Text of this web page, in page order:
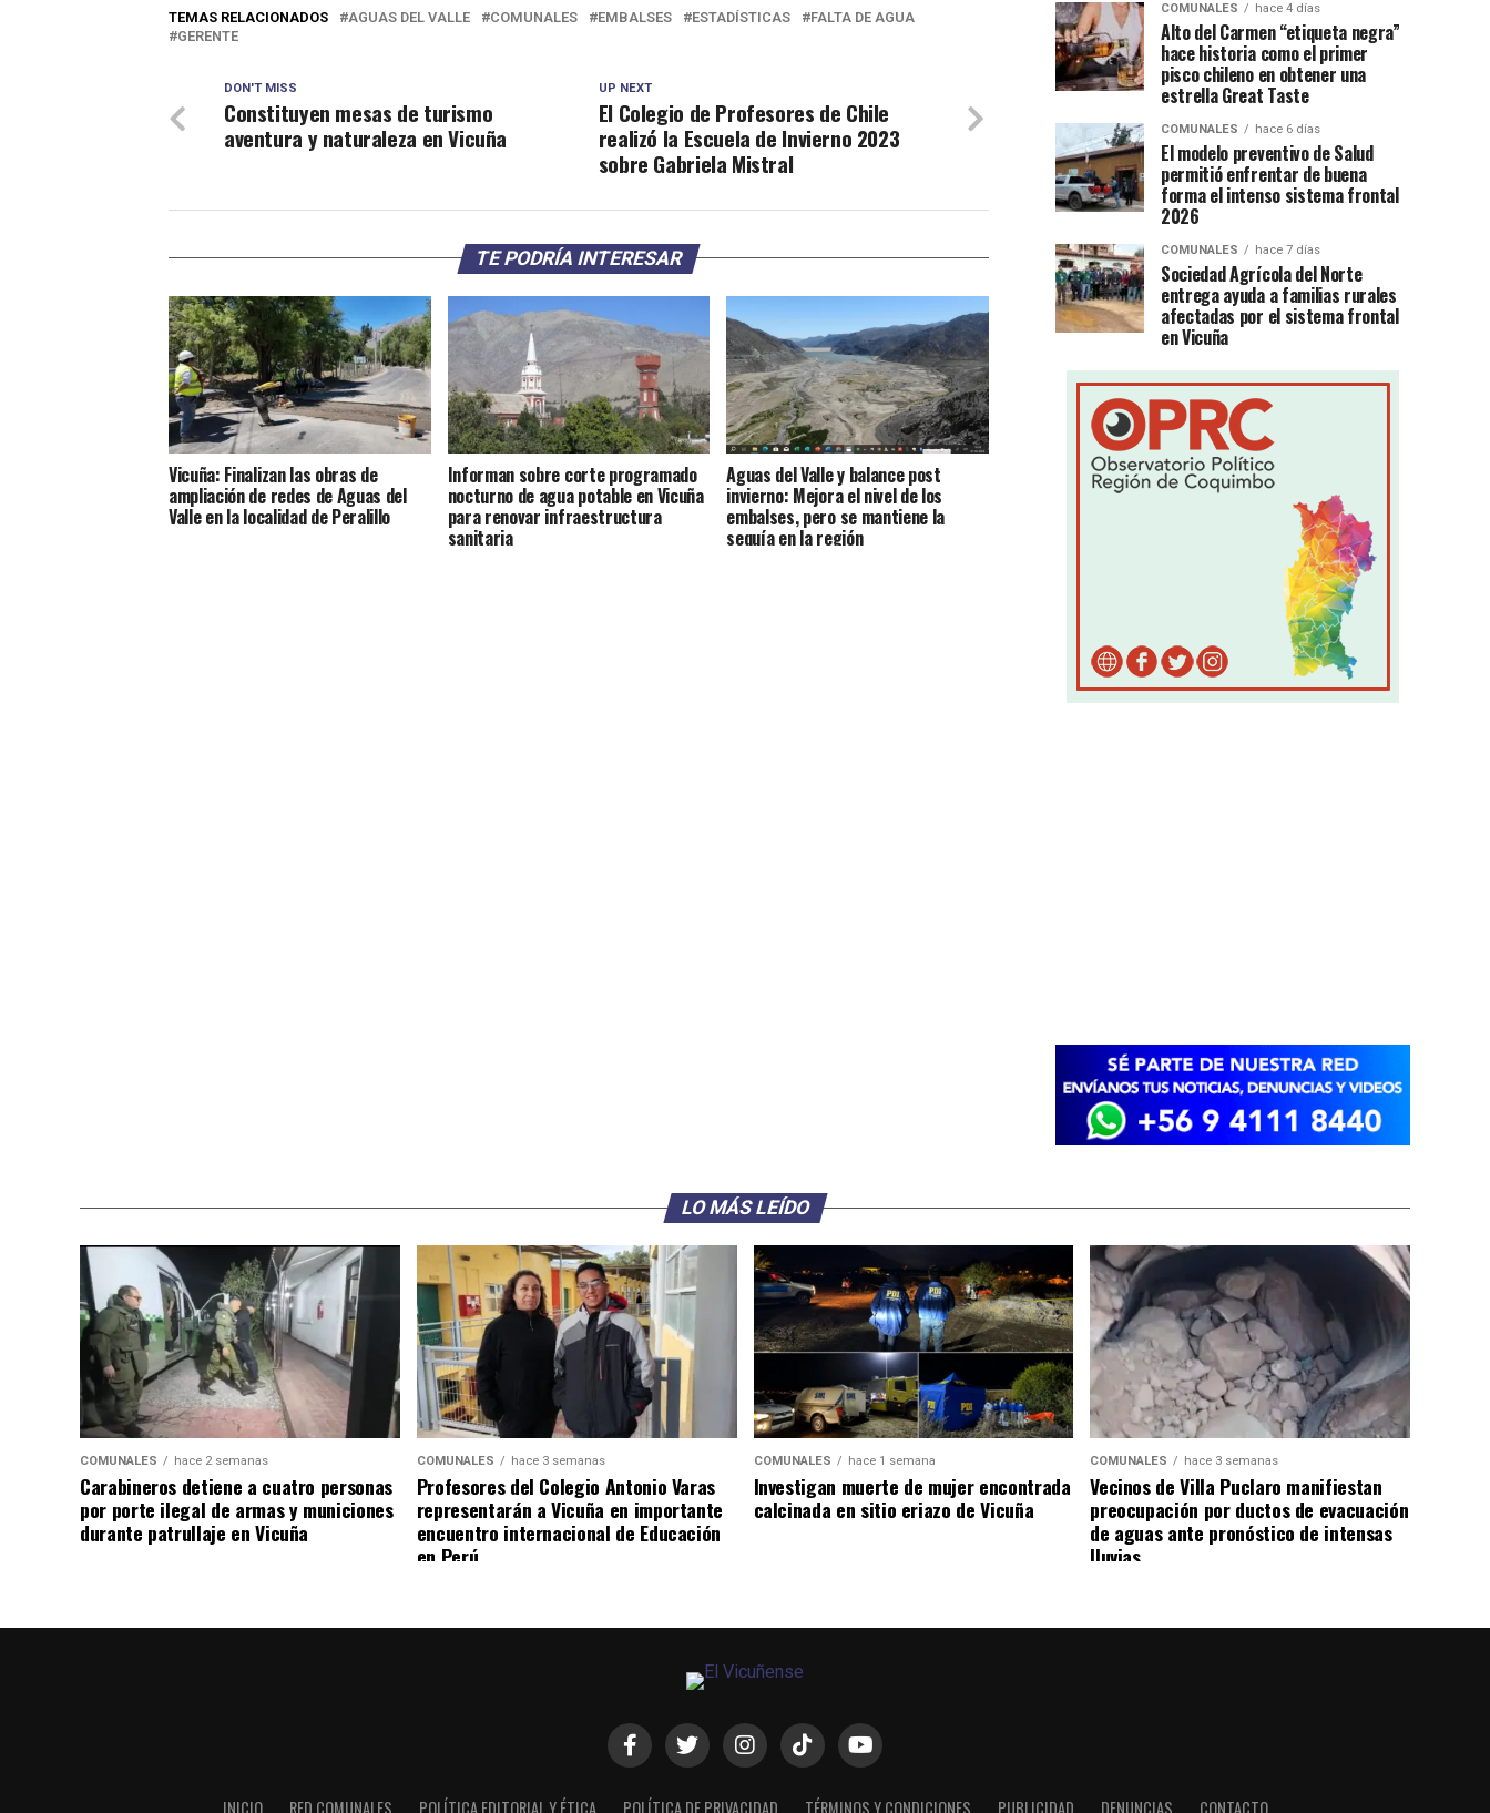
TEMAS RELACIONADOS AGUAS DEL VALLE COMUNALES EMBALSES ESTADÍSTICAS
FALTA DE AGUA
GERENTE
UP NEXT
El Colegio de Profesores de Chile
realizó la Escuela de Invierno 2023
sobre Gabriela Mistral
DON'T MISS
Constituyen mesas de turismo
aventura y naturaleza en Vicuña
TE PODRÍA INTERESAR
Vicuña: Finalizan las obras de
ampliación de redes de Aguas del
Valle en la localidad de Peralillo
Informan sobre corte programado
nocturno de agua potable en Vicuña
para renovar infraestructura
sanitaria
Aguas del Valle y balance post
invierno: Mejora el nivel de los
embalses, pero se mantiene la
sequía en la región
COMUNALES hace 4 días
Alto del Carmen “etiqueta negra”
hace historia como el primer
pisco chileno en obtener una
estrella Great Taste
COMUNALES hace 6 días
El modelo preventivo de Salud
permitió enfrentar de buena
forma el intenso sistema frontal
2026
COMUNALES hace 7 días
Sociedad Agrícola del Norte
entrega ayuda a familias rurales
afectadas por el sistema frontal
en Vicuña
LO MÁS LEÍDO
COMUNALES hace 2 semanas
Carabineros detiene a cuatro personas
por porte ilegal de armas y municiones
durante patrullaje en Vicuña
COMUNALES hace 3 semanas
Profesores del Colegio Antonio Varas
representarán a Vicuña en importante
encuentro internacional de Educación
en Perú
COMUNALES hace 1 semana
Investigan muerte de mujer encontrada
calcinada en sitio eriazo de Vicuña
COMUNALES hace 3 semanas
Vecinos de Villa Puclaro manifiestan
preocupación por ductos de evacuación
de aguas ante pronóstico de intensas
lluvias